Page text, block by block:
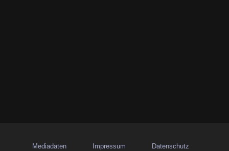
Mediadaten Impressum Datenschutz